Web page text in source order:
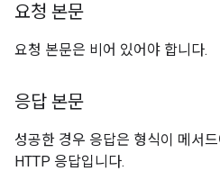
요청 본문
요청 본문은 비어 있어야 합니다.
응답 본문
성공한 경우 응답은 형식이 메서
HTTP 응답입니다.